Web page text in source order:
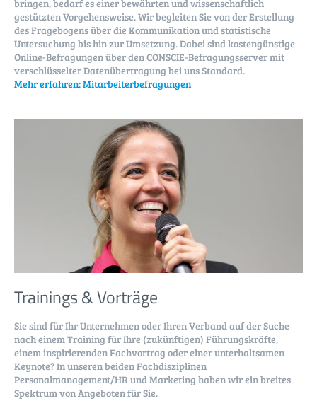
bringen, bedarf es einer bewährten und wissenschaftlich
gestützten Vorgehensweise. Wir begleiten Sie von der Erstellung
des Fragebogens über die Kommunikation und statistische
Untersuchung bis hin zur Umsetzung. Dabei sind kostengünstige
Online-Befragungen über den CONSCIE-Befragungsserver mit
verschlüsselter Datenübertragung bei uns Standard.
Mehr erfahren:Mitarbeiterbefragungen
Trainings & Vorträge
Sie sind für Ihr Unternehmen oder Ihren Verband auf der Suche
nach einem Training für Ihre (zukünftigen) Führungskräfte,
einem inspirierenden Fachvortrag oder einer unterhaltsamen
Keynote? In unseren beiden Fachdisziplinen
Personalmanagement/HR und Marketing haben wir ein breites
Spektrum von Angeboten für Sie.